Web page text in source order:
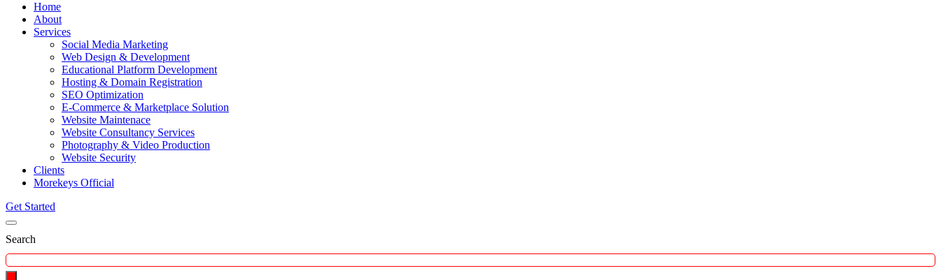
Home
About
Services
Social Media Marketing
Web Design & Development
Educational Platform Development
Hosting & Domain Registration
SEO Optimization
E-Commerce & Marketplace Solution
Website Maintenace
Website Consultancy Services
Photography & Video Production
Website Security
Clients
Morekeys Official
Get Started
Search